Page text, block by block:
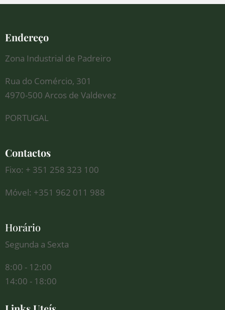
Endereço
Zona Industrial de Padreiro
Rua do Comércio, 301
4970-500 Arcos de Valdevez
PORTUGAL
Contactos
Fixo: + 351 258 323 100
Móvel: +351 962 011 988
Horário
Segunda a Sexta
8:00 - 12:00
14:00 - 18:00